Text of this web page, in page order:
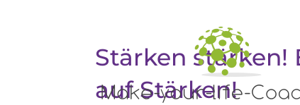
Stärken stärken!
auf Stärken!